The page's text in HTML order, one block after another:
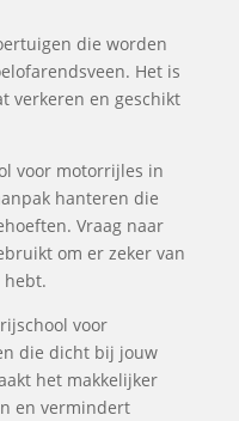
die worden
Het is
verkeren en geschikt
voor motorrijles in
hanteren die
Vraag naar
om er zeker van
hebt.
voor
die dicht bij jouw
het makkelijker
en vermindert